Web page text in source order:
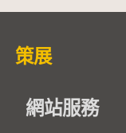
策展
網站服務